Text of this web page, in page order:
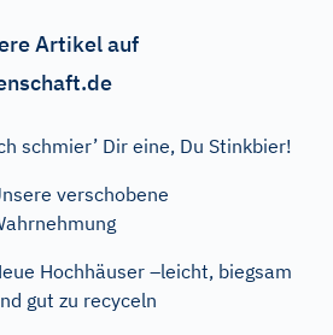
Artikel auf
schmier’ Dir eine, Du Stinkbier!
verschobene
Hochhäuser –leicht, biegsam
gut zu recyceln